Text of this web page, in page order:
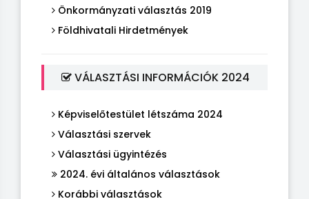
Önkormányzati választás 2019
Földhivatali Hirdetmények
VÁLASZTÁSI INFORMÁCIÓK 2024
Képviselőtestület létszáma 2024
Választási szervek
Választási ügyintézés
2024. évi általános választások
Korábbi választások